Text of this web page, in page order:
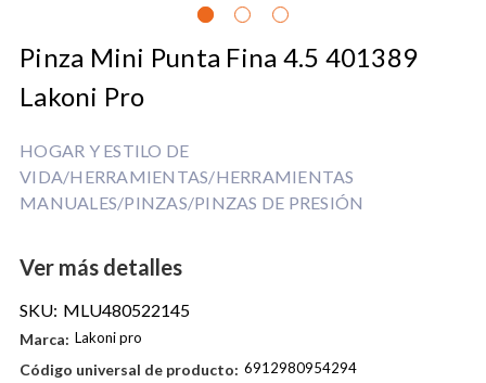
Pinza Mini Punta Fina 4.5 401389
Lakoni Pro
HOGAR Y ESTILO DE
VIDA/HERRAMIENTAS/HERRAMIENTAS
MANUALES/PINZAS/PINZAS DE PRESIÓN
Ver más detalles
SKU: MLU480522145
Marca: Lakoni pro
Código universal de producto: 6912980954294